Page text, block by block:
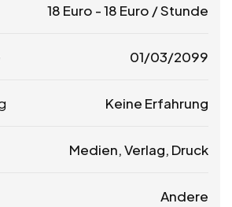
18 Euro -18 Euro / Stunde
01/03/2099
Keine Erfahrung
Medien, Verlag, Druck
Andere